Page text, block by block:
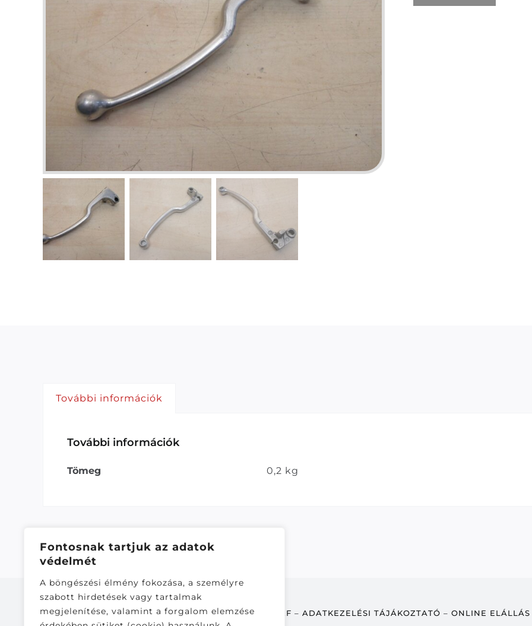
Fontosnak tartjuk az adatok
védelmét
A böngészési élmény fokozása, a személyre
szabott hirdetések vagy tartalmak
megjelenítése, valamint a forgalom elemzése
További információk
További információk
Tömeg 0,2 kg
ÁSZF – ADATKEZELÉSI TÁJÁKOZTATÓ – ONLINE ELÁLLÁS